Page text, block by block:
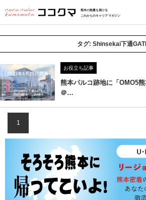
熊本の熱量を届ける
これからのキャリアマガジン
タグ: Shinsekai下通
お役立ち記事
熊本パルコ跡地に「OMO5
＠…
1